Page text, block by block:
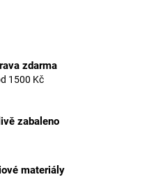
zdarma
1500 Kč
zabaleno
materiály